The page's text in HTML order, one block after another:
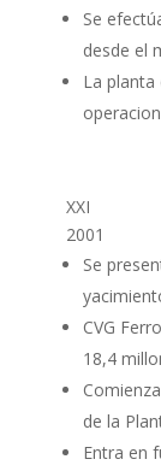
Se
desde el
La
XXI
2001
Se
CVG
18,4
de la
Entra en